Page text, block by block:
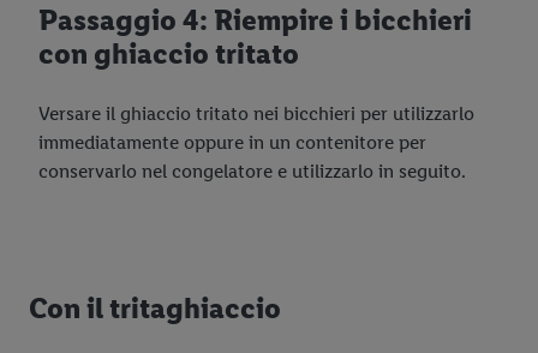
Passaggio 4: Riempire i bicchieri
con ghiaccio tritato
Versare il ghiaccio tritato nei bicchieri per utilizzarlo
immediatamente oppure in un contenitore per
conservarlo nel congelatore e utilizzarlo in seguito.
Con il tritaghiaccio